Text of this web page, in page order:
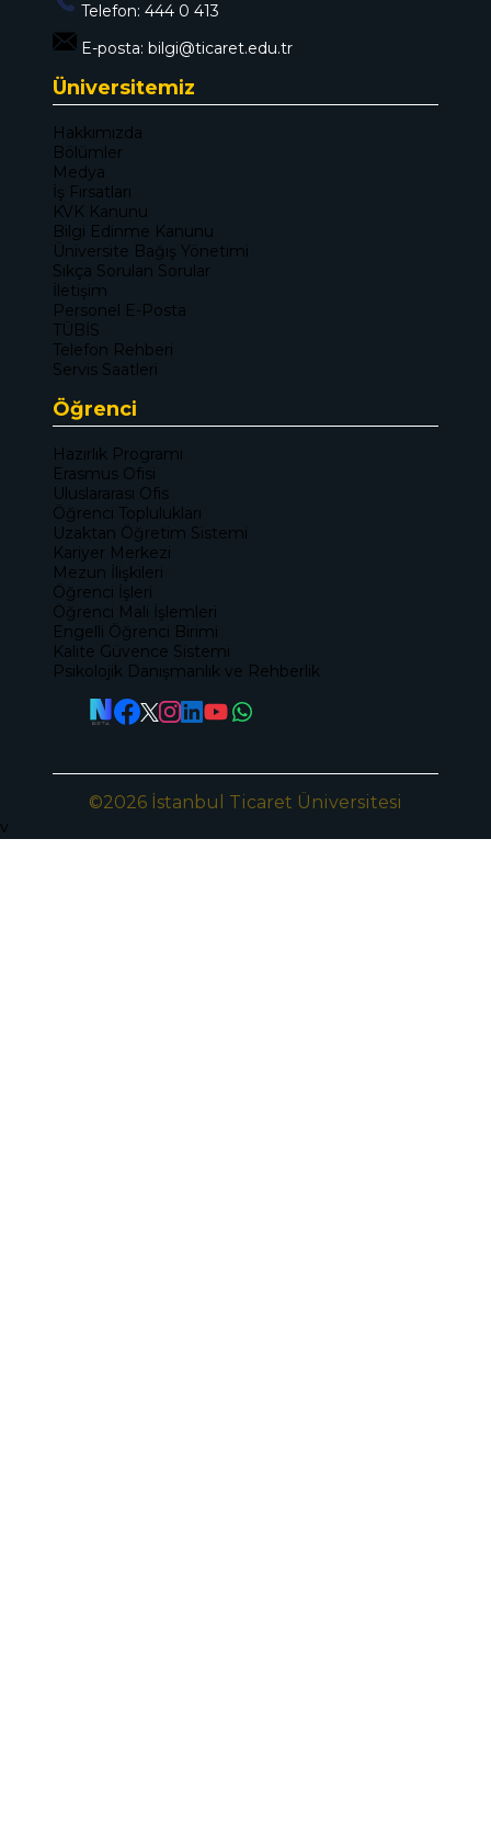
Telefon: 444 0 413
E-posta: bilgi@ticaret.edu.tr
Üniversitemiz
Hakkımızda
Bölümler
Medya
İş Fırsatları
KVK Kanunu
Bilgi Edinme Kanunu
Üniversite Bağış Yönetimi
Sıkça Sorulan Sorular
İletişim
Personel E-Posta
TÜBİS
Telefon Rehberi
Servis Saatleri
Öğrenci
Hazırlık Programı
Erasmus Ofisi
Uluslararası Ofis
Öğrenci Toplulukları
Uzaktan Öğretim Sistemi
Kariyer Merkezi
Mezun İlişkileri
Öğrenci İşleri
Öğrenci Mali İşlemleri
Engelli Öğrenci Birimi
Kalite Güvence Sistemi
Psikolojik Danışmanlık ve Rehberlik
©2026 İstanbul Ticaret Üniversitesi
v